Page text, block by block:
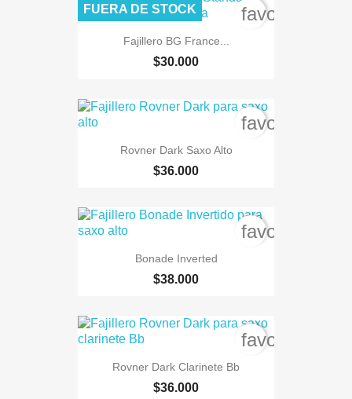
Fajillero BG France...
$30.000
FUERA DE STOCK
Rovner Dark Saxo Alto
$36.000
Bonade Inverted
$38.000
Rovner Dark Clarinete Bb
$36.000